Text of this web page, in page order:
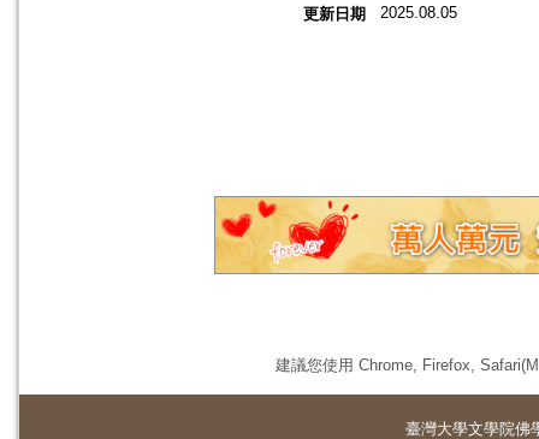
更新日期 2025.08.05
建議您使用 Chrome, Firefox,
臺灣大學文學院佛